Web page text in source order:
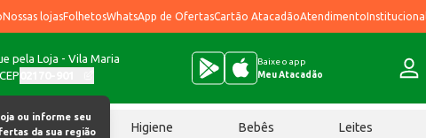
Nossas lojasFolhetosWhatsApp de OfertasCartão AtacadãoAtendimentoInstitucional
pela Loja - Vila Maria
ou informe seu
da sua região
Baixe o app
Meu Atacadão
Chocolates Higiene Bebês Leites